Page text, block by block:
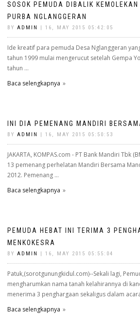
SOSOK PEMUDA DIBALIK KEMOLEKAN
PURBA NGLANGGERAN
BY ADMIN | 16, MAY 2015 05:42:05
Ide kreatif para pemuda Desa Nglanggeran
tahun 1999 mulai mengerucut setelah Gempa
tahun ...
Baca selengkapnya
INI DIA PEMENANG MANDIRI
BY ADMIN | 16, MAY 2015 05:50:53
JAKARTA, KOMPAS.com - PT Bank Mandiri Tbk
13 pemenang perhelatan Mandiri Bersama
2012. Pemenang ...
Baca selengkapnya
PEMUDA HEBAT INI TERIMA 3
MENKOKESRA
BY ADMIN | 16, MAY 2015 05:55:04
Patuk,(sorotgunungkidul.com)--Sekali lagi,
mengharumkan nama tanah kelahirannya di
menerima 3 penghargaan sekaligus dalam
Baca selengkapnya